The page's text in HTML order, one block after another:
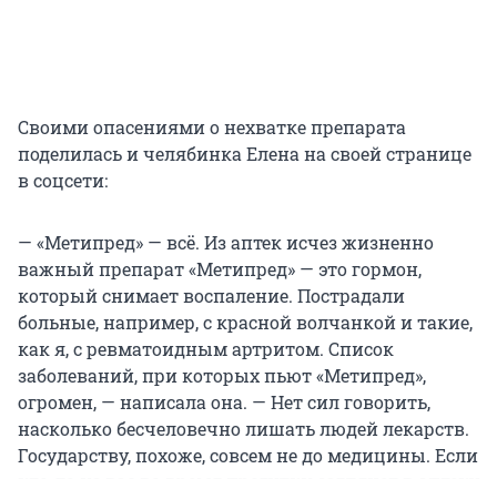
Своими опасениями о нехватке препарата
поделилась и челябинка Елена на своей странице
в соцсети:
— «Метипред» — всё. Из аптек исчез жизненно
важный препарат «Метипред» — это гормон,
который снимает воспаление. Пострадали
больные, например, с красной волчанкой и такие,
как я, с ревматоидным артритом. Список
заболеваний, при которых пьют «Метипред»,
огромен, — написала она. — Нет сил говорить,
насколько бесчеловечно лишать людей лекарств.
Государству, похоже, совсем не до медицины. Если